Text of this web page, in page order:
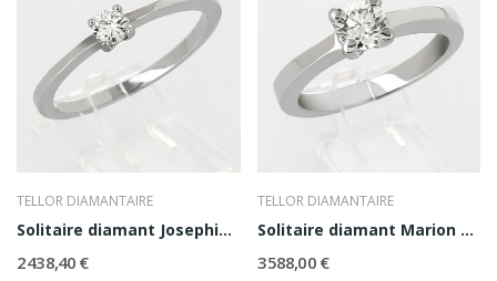
TELLOR DIAMANTAIRE
Solitaire diamant Josephine 0,40 ct
2 438,40 €
TELLOR DIAMANTAIRE
Solitaire diamant Marion 0,50 ct
3 588,00 €